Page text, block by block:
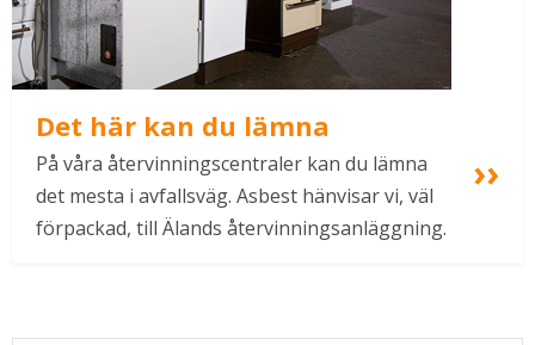
Det här kan du lämna
På våra återvinningscentraler kan du lämna
det mesta i avfallsväg. Asbest hänvisar vi, väl
förpackad, till Älands återvinningsanläggning.